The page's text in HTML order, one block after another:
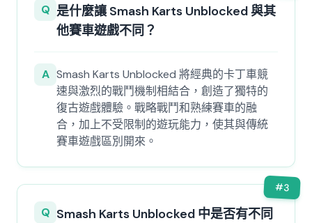
Q 是什麼讓 Smash Karts Unblocked 與其
他賽車遊戲不同？
A Smash Karts Unblocked 將經典的卡丁車競
速與激烈的戰鬥機制相結合，創造了獨特的
復古遊戲體驗。戰略戰鬥和熟練賽車的融
合，加上不受限制的遊玩能力，使其與傳統
賽車遊戲區別開來。
#3
Q Smash Karts Unblocked 中是否有不同